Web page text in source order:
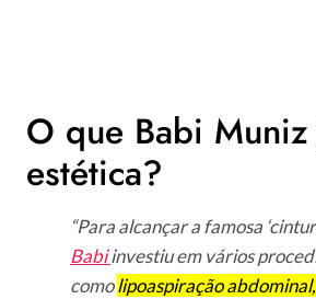
O que Babi
estética?
“Para alcançar a famosa
Babiinvestiu em vários
comolipoaspiração